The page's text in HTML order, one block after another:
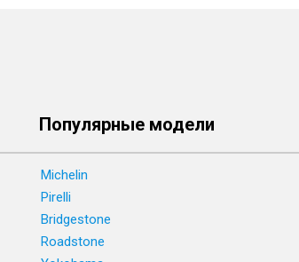
Популярные модели
Michelin
Pirelli
Bridgestone
Roadstone